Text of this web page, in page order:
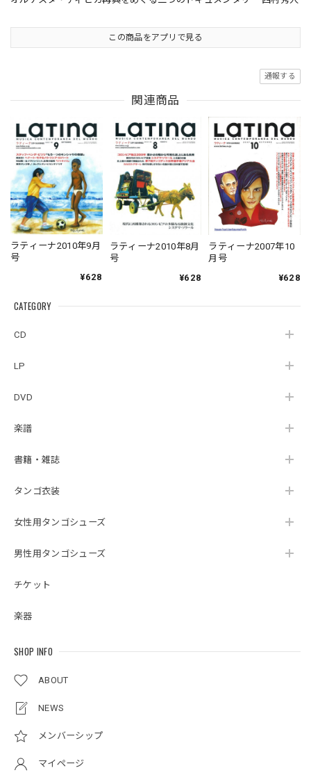
CATEGORY
CD
LP
DVD
楽譜
書籍・雑誌
タンゴ衣装
女性用タンゴシューズ
男性用タンゴシューズ
チケット
楽器
SHOP INFO
ABOUT
NEWS
メンバーシップ
マイページ
この商品をアプリで見る
通報する
関連商品
ラティーナ2010年9月
号
¥628
ラティーナ2010年8月
号
¥628
ラティーナ2007年10
月号
¥628